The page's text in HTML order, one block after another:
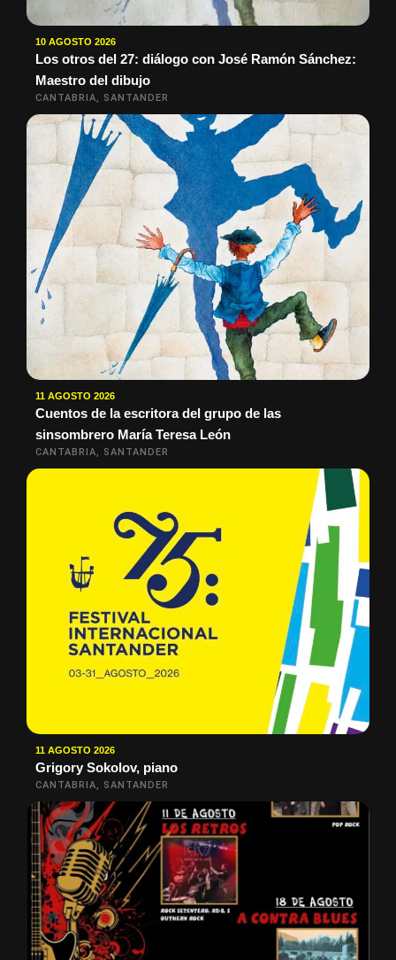
10 AGOSTO 2026
Los otros del 27: diálogo con José Ramón Sánchez:
Maestro del dibujo
CANTABRIA, SANTANDER
11 AGOSTO 2026
Cuentos de la escritora del grupo de las
sinsombrero María Teresa León
CANTABRIA, SANTANDER
11 AGOSTO 2026
Grigory Sokolov, piano
CANTABRIA, SANTANDER